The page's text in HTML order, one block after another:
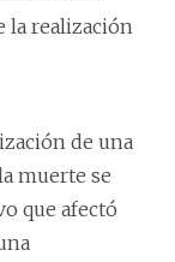
la realización
de una
muerte se
que afectó